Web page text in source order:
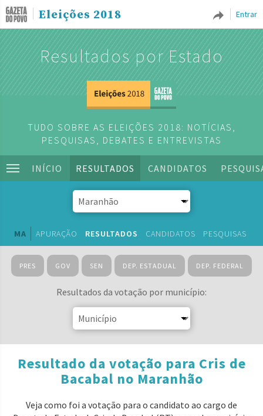
Entrar
Eleições 2018
Resultados por Estado
TUDO SOBRE AS ELEIÇÕES 2018: NOTÍCIAS,
PESQUISAS, DEBATES E ENTREVISTAS
INÍCIO RESULTADOS CANDIDATOS
MA APURAÇÃO RESULTADOS CANDIDATOS PESQUISAS
PRES GOV SEN DEP. ESTADUAL DEP. FEDERAL
Resultados da votação por município:
Resultado da votação para Cris de
Bacabal no Maranhão
Veja como foi a votação para o candidato ao cargo de